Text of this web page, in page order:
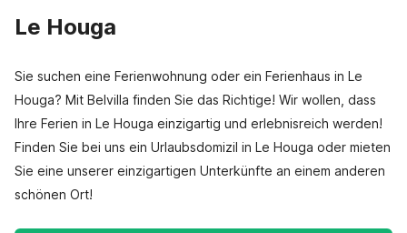
Le Houga
Sie suchen eine Ferienwohnung oder ein Ferienhaus in Le
Houga? Mit Belvilla finden Sie das Richtige! Wir wollen, dass
Ihre Ferien in Le Houga einzigartig und erlebnisreich werden!
Finden Sie bei uns ein Urlaubsdomizil in Le Houga oder mieten
Sie eine unserer einzigartigen Unterkünfte an einem anderen
schönen Ort!